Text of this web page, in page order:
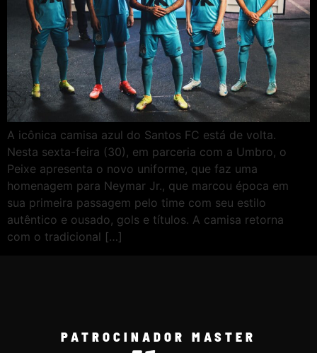
A icônica camisa azul do Santos FC está de volta.
Nesta sexta-feira (30), em parceria com a Umbro, o
Peixe apresenta o novo uniforme, que faz uma
homenagem para Neymar Jr., que marcou época em
sua primeira passagem pelo time com seu estilo
autêntico e ousado, gols e títulos. A camisa retorna
com o tradicional […]
PATROCINADOR MASTER